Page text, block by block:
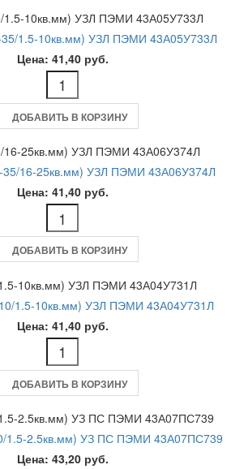
1.5-10кв.мм) УЗЛ ПЭМИ 43А05У733Л
Цена: 41,40 руб.
ДОБАВИТЬ В КОРЗИНУ
16-25кв.мм) УЗЛ ПЭМИ 43А06У374Л
Цена: 41,40 руб.
ДОБАВИТЬ В КОРЗИНУ
1.5-10кв.мм) УЗЛ ПЭМИ 43А04У731Л
Цена: 41,40 руб.
ДОБАВИТЬ В КОРЗИНУ
1.5-2.5кв.мм) УЗ ПС ПЭМИ 43А07ПС739
Цена: 43,20 руб.